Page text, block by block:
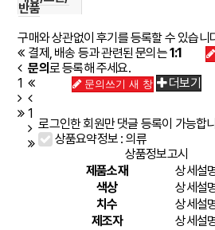
반품
구매와 상관없이 후기를 등록할 수 있습니
1
결제, 배송 등과 관련된 문의는1:1
문의로 등록해 주세요.
1
문의쓰기 새 창 더보기
로그인한 회원만 댓글 등록이 가능합
상품요약정보 : 의류
상품정보고시
제품소재
상세설
색상
상세설
치수
상세설
제조자
상세설